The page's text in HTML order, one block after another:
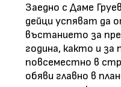
Заедно с Даме
дейци успяват да
въстанието за
година, както и
повсеместно в
обяви главно в